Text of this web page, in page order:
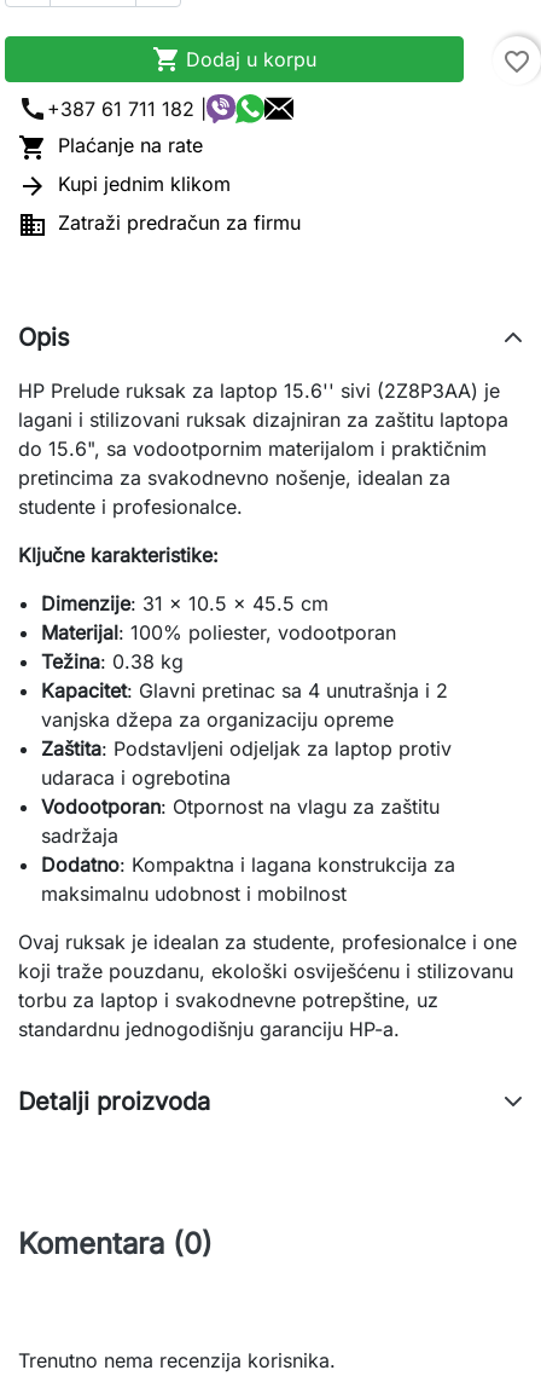
 Dodaj u korpu
favorite_border
call +387 61 711 182 |
 Plaćanje na rate
 Kupi jednim klikom
 Zatraži predračun za firmu
Opis
HP Prelude ruksak za laptop 15.6'' sivi (2Z8P3AA) je
lagani i stilizovani ruksak dizajniran za zaštitu laptopa
do 15.6", sa vodootpornim materijalom i praktičnim
pretincima za svakodnevno nošenje, idealan za
studente i profesionalce.
Ključne karakteristike:
Dimenzije: 31 x 10.5 x 45.5 cm
Materijal: 100% poliester, vodootporan
Težina: 0.38 kg
Kapacitet: Glavni pretinac sa 4 unutrašnja i 2
vanjska džepa za organizaciju opreme
Zaštita: Podstavljeni odjeljak za laptop protiv
udaraca i ogrebotina
Vodootporan: Otpornost na vlagu za zaštitu
sadržaja
Dodatno: Kompaktna i lagana konstrukcija za
maksimalnu udobnost i mobilnost
Ovaj ruksak je idealan za studente, profesionalce i one
koji traže pouzdanu, ekološki osviješćenu i stilizovanu
torbu za laptop i svakodnevne potrepštine, uz
standardnu jednogodišnju garanciju HP-a.
Detalji proizvoda
Komentara (0)
Trenutno nema recenzija korisnika.